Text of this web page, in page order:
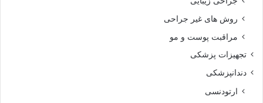
روش های غیر جراحی
مراقبت پوست و مو
تجهیزات پزشکی
دندانپزشکی
ارتودنسی